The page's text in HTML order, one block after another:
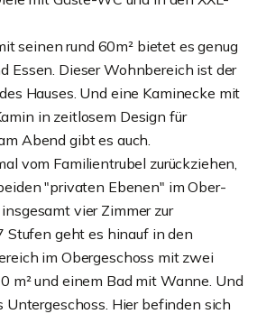
seinen rund 60m² bietet es genug
Essen. Dieser Wohnbereich ist der
Hauses. Und eine Kaminecke mit
in zeitlosem Design für
Abend gibt es auch.
vom Familientrubel zurückziehen,
"privaten Ebenen" im Ober-
vier Zimmer zur
Stufen geht es hinauf in den
im Obergeschoss mit zwei
m² und einem Bad mit Wanne. Und
Untergeschoss. Hier befinden sich